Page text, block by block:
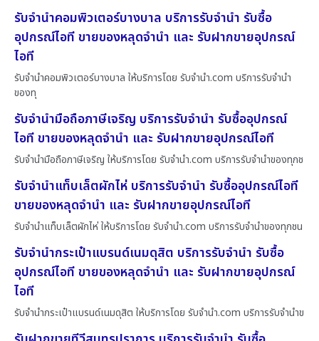
รับจำนำคอมพิวเตอร์บางบาล บริการรับจำนำ รับซื้อ
อุปกรณ์ไอที ขายของหลุดจำนำ และ รับฝากขายอุปกรณ์
ไอที
รับจำนำคอมพิวเตอร์บางบาล ให้บริการโดย รับจํานํา.com บริการรับจำนำ
ของทุ
รับจำนำมือถือภาษีเจริญ บริการรับจำนำ รับซื้ออุปกรณ์
ไอที ขายของหลุดจำนำ และ รับฝากขายอุปกรณ์ไอที
รับจำนำมือถือภาษีเจริญ ให้บริการโดย รับจํานํา.com บริการรับจำนำของทุกช
รับจำนำแท็บเล็ตผักไห่ บริการรับจำนำ รับซื้ออุปกรณ์ไอที
ขายของหลุดจำนำ และ รับฝากขายอุปกรณ์ไอที
รับจำนำแท็บเล็ตผักไห่ ให้บริการโดย รับจํานํา.com บริการรับจำนำของทุกชน
รับจำนำกระเป๋าแบรนด์เนมดุสิต บริการรับจำนำ รับซื้อ
อุปกรณ์ไอที ขายของหลุดจำนำ และ รับฝากขายอุปกรณ์
ไอที
รับจำนำกระเป๋าแบรนด์เนมดุสิต ให้บริการโดย รับจํานํา.com บริการรับจำนำข